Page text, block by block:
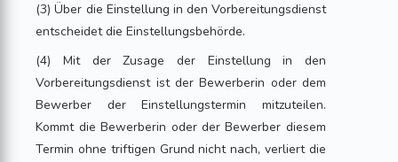
(3) Über die Einstellung in den Vorbereitungsdienst
entscheidet die Einstellungsbehörde.
(4) Mit der Zusage der Einstellung in den
Vorbereitungsdienst ist der Bewerberin oder dem
Bewerber der Einstellungstermin mitzuteilen.
Kommt die Bewerberin oder der Bewerber diesem
Termin ohne triftigen Grund nicht nach, verliert die